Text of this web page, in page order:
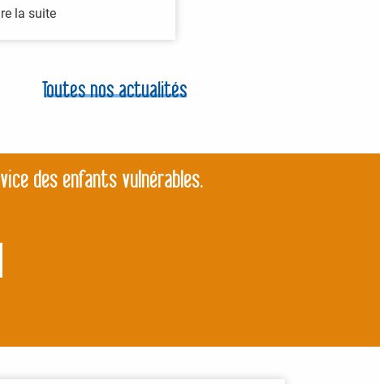
la suite
Toutes nos actualités
des enfants vulnérables.